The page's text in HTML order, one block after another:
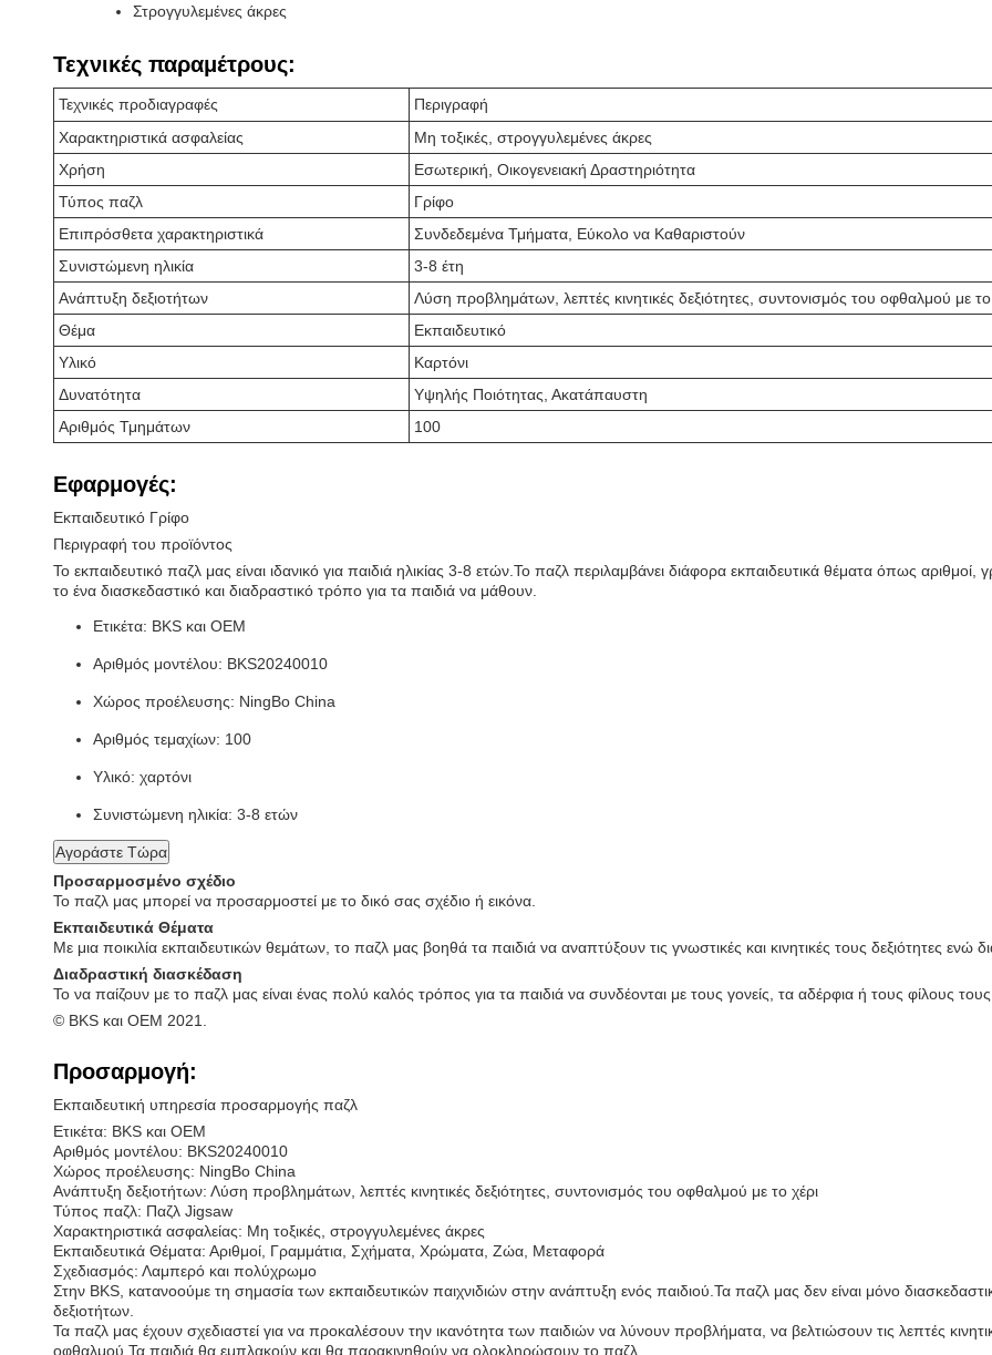
Στρογγυλεμένες άκρες
Τεχνικές παραμέτρους:
Τεχνικές προδιαγραφές
Περιγραφή
Χαρακτηριστικά ασφαλείας
Μη τοξικές, στρογγυλεμένες άκρες
Χρήση
Εσωτερική, Οικογενειακή Δραστηριότητα
Τύπος παζλ
Γρίφο
Επιπρόσθετα χαρακτηριστικά
Συνδεδεμένα Τμήματα, Εύκολο να Καθαριστούν
Συνιστώμενη ηλικία
3-8 έτη
Ανάπτυξη δεξιοτήτων
Λύση προβλημάτων, λεπτές κινητικές δεξιότητες, συντονισμός του οφθαλμού με το
Θέμα
Εκπαιδευτικό
Υλικό
Καρτόνι
Δυνατότητα
Υψηλής Ποιότητας, Ακατάπαυστη
Αριθμός Τμημάτων
100
Εφαρμογές:
Εκπαιδευτικό Γρίφο
Περιγραφή του προϊόντος
Το εκπαιδευτικό παζλ μας είναι ιδανικό για παιδιά ηλικίας 3-8 ετών.Το παζλ περιλαμβάνει διάφορα εκπαιδευτικά θέματα όπως
το ένα διασκεδαστικό και διαδραστικό τρόπο για τα παιδιά να μάθουν.
Ετικέτα: BKS και OEM
Αριθμός μοντέλου: BKS20240010
Χώρος προέλευσης: NingBo China
Αριθμός τεμαχίων: 100
Υλικό: χαρτόνι
Συνιστώμενη ηλικία: 3-8 ετών
Αγοράστε Τώρα
Προσαρμοσμένο σχέδιο
Το παζλ μας μπορεί να προσαρμοστεί με το δικό σας σχέδιο ή εικόνα.
Εκπαιδευτικά Θέματα
Με μια ποικιλία εκπαιδευτικών θεμάτων, το παζλ μας βοηθά τα παιδιά να αναπτύξουν τις γνωστικές και κινητικές τους δεξιότητες ενώ
Διαδραστική διασκέδαση
Το να παίζουν με το παζλ μας είναι ένας πολύ καλός τρόπος για τα παιδιά να συνδέονται με τους γονείς, τα αδέρφια ή τους φίλους
© BKS και OEM 2021.
Προσαρμογή:
Εκπαιδευτική υπηρεσία προσαρμογής παζλ
Ετικέτα: BKS και OEM
Αριθμός μοντέλου: BKS20240010
Χώρος προέλευσης: NingBo China
Ανάπτυξη δεξιοτήτων: Λύση προβλημάτων, λεπτές κινητικές δεξιότητες, συντονισμός του οφθαλμού με το χέρι
Τύπος παζλ: Παζλ Jigsaw
Χαρακτηριστικά ασφαλείας: Μη τοξικές, στρογγυλεμένες άκρες
Εκπαιδευτικά Θέματα: Αριθμοί, Γραμμάτια, Σχήματα, Χρώματα, Ζώα, Μεταφορά
Σχεδιασμός: Λαμπερό και πολύχρωμο
Στην BKS, κατανοούμε τη σημασία των εκπαιδευτικών παιχνιδιών στην ανάπτυξη ενός παιδιού.Τα παζλ μας δεν είναι μόνο
δεξιοτήτων.
Τα παζλ μας έχουν σχεδιαστεί για να προκαλέσουν την ικανότητα των παιδιών να λύνουν προβλήματα, να βελτιώσουν τις λεπτές
οφθαλμού.Τα παιδιά θα εμπλακούν και θα παρακινηθούν να ολοκληρώσουν το παζλ..